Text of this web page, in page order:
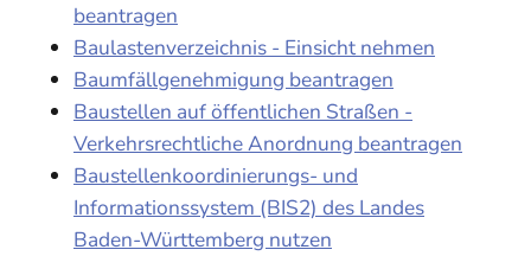
beantragen
Baulastenverzeichnis - Einsicht nehmen
Baumfällgenehmigung beantragen
Baustellen auf öffentlichen Straßen -
Verkehrsrechtliche Anordnung beantragen
Baustellenkoordinierungs- und
Informationssystem (BIS2) des Landes
Baden-Württemberg nutzen